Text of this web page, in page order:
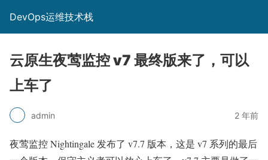
DevOps运维技术栈
云原生夜莺监控 v7 最终版来了，可以
上车了
admin 2 年前
夜莺监控 Nightingale 发布了 v7.7 版本，这是 v7 系列的最后